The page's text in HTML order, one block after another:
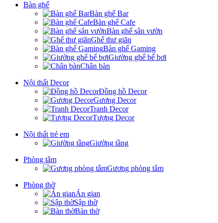
Bàn ghế
Bàn ghế Bar
Bàn ghế Cafe
Bàn ghế sân vườn
Ghế thư giãn
Bàn ghế Gaming
Giường ghế bể bơi
Chân bàn
Nội thất Decor
Đồng hồ Decor
Gương Decor
Tranh Decor
Tượng Decor
Nội thất trẻ em
Giường tầng
Phòng tắm
Gương phòng tắm
Phòng thờ
Án gian
Sập thờ
Bàn thờ